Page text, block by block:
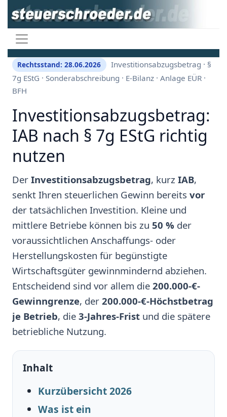
Rechtsstand: 28.06.2026
Investitionsabzugsbetrag · §
7g EStG · Sonderabschreibung · E-Bilanz · Anlage EÜR ·
BFH
Investitionsabzugsbetrag:
IAB nach § 7g EStG richtig
nutzen
Der Investitionsabzugsbetrag, kurz IAB,
senkt Ihren steuerlichen Gewinn bereits vor
der tatsächlichen Investition. Kleine und
mittlere Betriebe können bis zu 50 % der
voraussichtlichen Anschaffungs- oder
Herstellungskosten für begünstigte
Wirtschaftsgüter gewinnmindernd abziehen.
Entscheidend sind vor allem die 200.000-€-
Gewinngrenze, der 200.000-€-Höchstbetrag
je Betrieb, die 3-Jahres-Frist und die spätere
betriebliche Nutzung.
Inhalt
Kurzübersicht 2026
Was ist ein